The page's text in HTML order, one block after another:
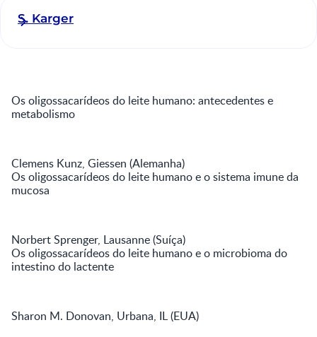
S. Karger
Os oligossacarídeos do leite humano: antecedentes e
metabolismo
Clemens Kunz, Giessen (Alemanha)
Os oligossacarídeos do leite humano e o sistema imune da
mucosa
Norbert Sprenger, Lausanne (Suíça)
Os oligossacarídeos do leite humano e o microbioma do
intestino do lactente
Sharon M. Donovan, Urbana, IL (EUA)